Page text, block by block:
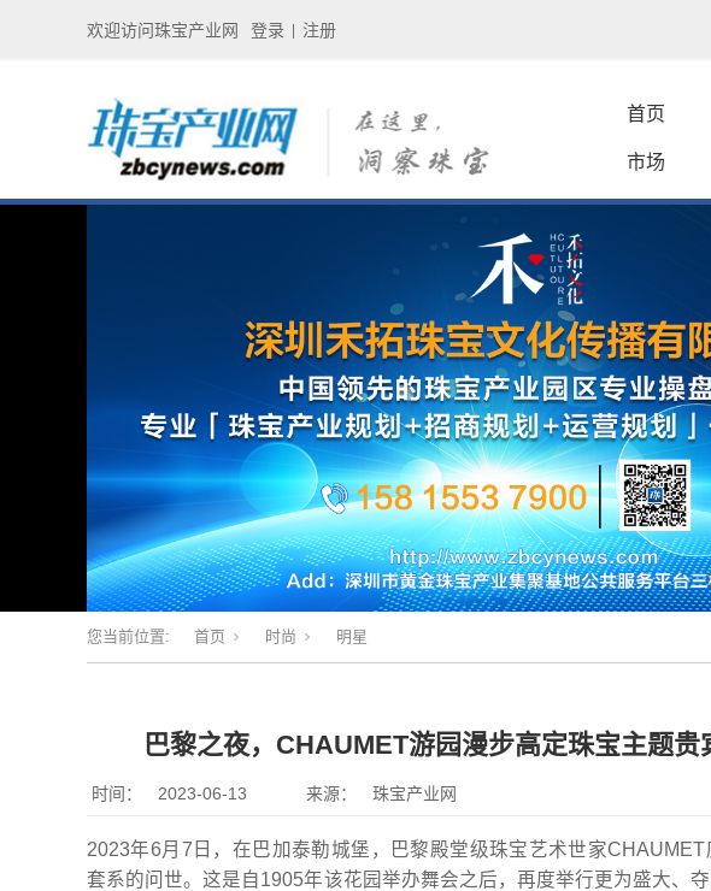
欢迎访问珠宝产业网 登录 注册
首页
市场
您当前位置: 首页 时尚 明星
巴黎之夜，CHAUMET游园漫步高定珠宝主题贵
时间： 2023-06-13 来源： 珠宝产业网
2023年6月7日，在巴加泰勒城堡，巴黎殿堂级珠宝艺术世家
套系的问世。这是自1905年该花园举办舞会之后，再度举行更为盛大、